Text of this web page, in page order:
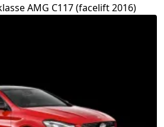
AMG C117 (facelift 2016)